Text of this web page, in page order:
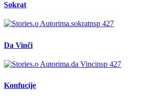
Sokrat
Da Vinči
Konfucije